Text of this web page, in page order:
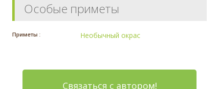
Особые приметы
Приметы : Необычный окрас
Связаться с автором!